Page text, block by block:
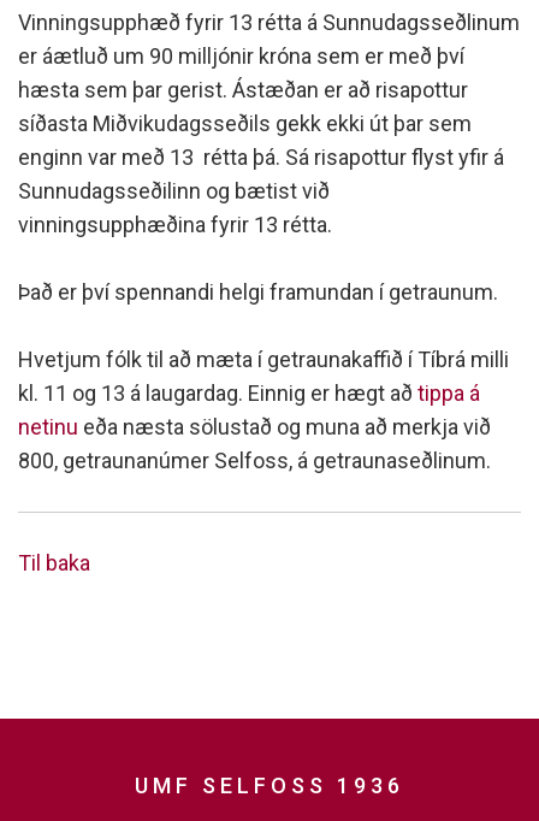
Vinningsupphæð fyrir 13 rétta á Sunnudagsseðlinum
er áætluð um 90 milljónir króna sem er með því
hæsta sem þar gerist. Ástæðan er að risapottur
síðasta Miðvikudagsseðils gekk ekki út þar sem
enginn var með 13 rétta þá. Sá risapottur flyst yfir á
Sunnudagsseðilinn og bætist við
vinningsupphæðina fyrir 13 rétta.
Það er því spennandi helgi framundan í getraunum.
Hvetjum fólk til að mæta í getraunakaffið í Tíbrá milli
kl. 11 og 13 á laugardag. Einnig er hægt að tippa á
netinu eða næsta sölustað og muna að merkja við
800, getraunanúmer Selfoss, á getraunaseðlinum.
Til baka
UMF SELFOSS 1936